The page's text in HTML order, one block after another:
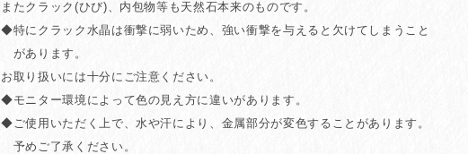
またクラック(ひび)、内包物等も天然石本来のものです。
◆特にクラック水晶は衝撃に弱いため、強い衝撃を与えると欠けてしまうこと
があります。
お取り扱いには十分にご注意ください。
◆モニター環境によって色の見え方に違いがあります。
◆ご使用いただく上で、水や汗により、金属部分が変色することがあります。
予めご了承ください。